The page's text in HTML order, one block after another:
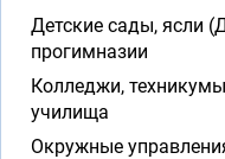
Детские сады, ясли
прогимназии
Колледжи,
училища
Окружные